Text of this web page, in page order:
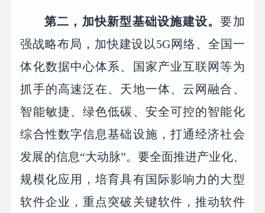
第二，加快新型基础设施建设。要加
强战略布局，加快建设以5G网络、全国一
体化数据中心体系、国家产业互联网等为
抓手的高速泛在、天地一体、云网融合、
智能敏捷、绿色低碳、安全可控的智能化
综合性数字信息基础设施，打通经济社会
发展的信息“大动脉”。要全面推进产业化、
规模化应用，培育具有国际影响力的大型
软件企业，重点突破关键软件，推动软件